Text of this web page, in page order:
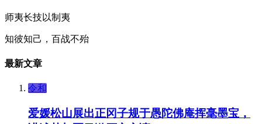
师夷长技以制夷
知彼知己，百战不殆
最新文章
令和
爱媛松山展出正冈子规于愚陀佛庵挥毫墨宝，